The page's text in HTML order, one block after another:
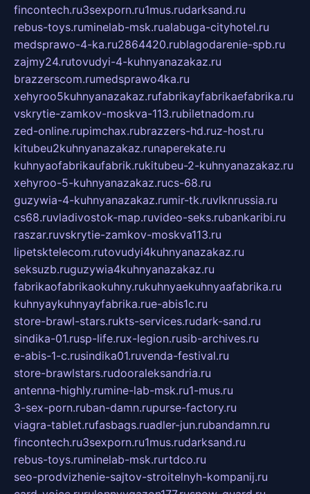
fincontech.ru3sexporn.ru1mus.rudarksand.ru
rebus-toys.ruminelab-msk.rualabuga-cityhotel.ru
medsprawo-4-ka.ru2864420.rublagodarenie-spb.ru
zajmy24.rutovudyi-4-kuhnyanazakaz.ru
brazzerscom.rumedsprawo4ka.ru
xehyroo5kuhnyanazakaz.rufabrikayfabrikaefabrika.ru
vskrytie-zamkov-moskva-113.rubiletnadom.ru
zed-online.rupimchax.rubrazzers-hd.ruz-host.ru
kitubeu2kuhnyanazakaz.runaperekate.ru
kuhnyaofabrikaufabrik.rukitubeu-2-kuhnyanazakaz.ru
xehyroo-5-kuhnyanazakaz.rucs-68.ru
guzywia-4-kuhnyanazakaz.rumir-tk.ruvlknrussia.ru
cs68.ruvladivostok-map.ruvideo-seks.rubankaribi.ru
raszar.ruvskrytie-zamkov-moskva113.ru
lipetsktelecom.rutovudyi4kuhnyanazakaz.ru
seksuzb.ruguzywia4kuhnyanazakaz.ru
fabrikaofabrikaokuhny.rukuhnyaekuhnyaafabrika.ru
kuhnyaykuhnyayfabrika.rue-abis1c.ru
store-brawl-stars.rukts-services.rudark-sand.ru
sindika-01.rusp-life.rux-legion.rusib-archives.ru
e-abis-1-c.rusindika01.ruvenda-festival.ru
store-brawlstars.rudooraleksandria.ru
antenna-highly.rumine-lab-msk.ru1-mus.ru
3-sex-porn.ruban-damn.rupurse-factory.ru
viagra-tablet.rufasbags.ruadler-jun.rubandamn.ru
fincontech.ru3sexporn.ru1mus.rudarksand.ru
rebus-toys.ruminelab-msk.rurtdco.ru
seo-prodvizhenie-sajtov-stroitelnyh-kompanij.ru